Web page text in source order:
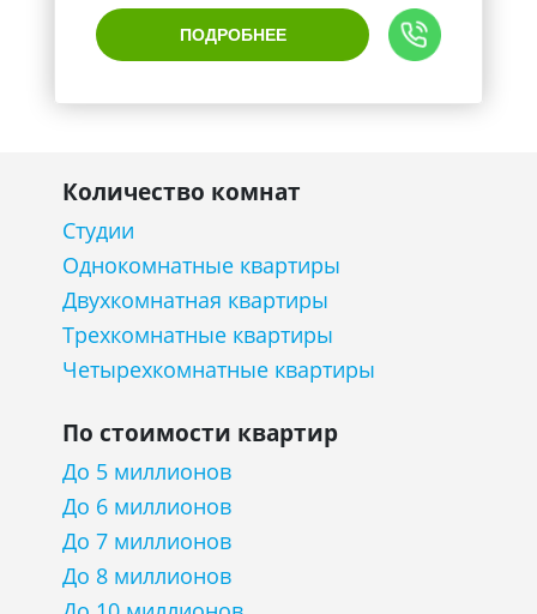
ПОДРОБНЕЕ
Количество комнат
Студии
Однокомнатные квартиры
Двухкомнатная квартиры
Трехкомнатные квартиры
Четырехкомнатные квартиры
По стоимости квартир
До 5 миллионов
До 6 миллионов
До 7 миллионов
До 8 миллионов